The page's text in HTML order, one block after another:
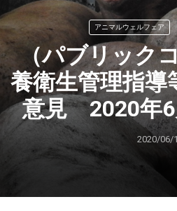
アニマルウェルフェア
（パブリック
養衛生管理指導
意見 2020年6
2020/06/